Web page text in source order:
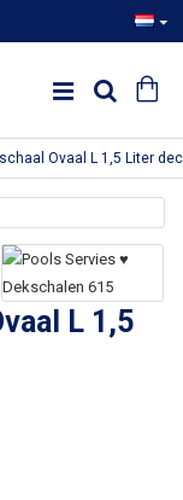
Ovaal L 1,5 Liter
L 1,5